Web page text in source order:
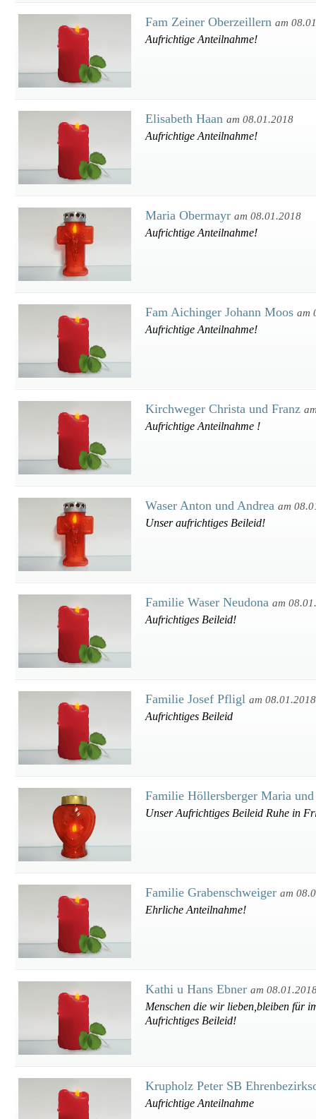
Fam Zeiner Oberzeillern am
Aufrichtige Anteilnahme!
Elisabeth Haan am 08.01.2018
Aufrichtige Anteilnahme!
Maria Obermayr am 08.01.2018
Aufrichtige Anteilnahme!
Fam Aichinger Johann Moos am
Aufrichtige Anteilnahme!
Kirchweger Christa und Franz
Aufrichtige Anteilnahme !
Waser Anton und Andrea am
Unser aufrichtiges Beileid!
Familie Waser Neudona am
Aufrichtiges Beileid!
Familie Josef Pfligl am 08.01.2018
Aufrichtiges Beileid
Familie Höllersberger Maria
Unser Aufrichtiges Beileid Ruhe in
Familie Grabenschweiger am
Ehrliche Anteilnahme!
Kathi u Hans Ebner am
Menschen die wir lieben,bleiben für
Aufrichtiges Beileid!
Krupholz Peter SB
Aufrichtige Anteilnahme